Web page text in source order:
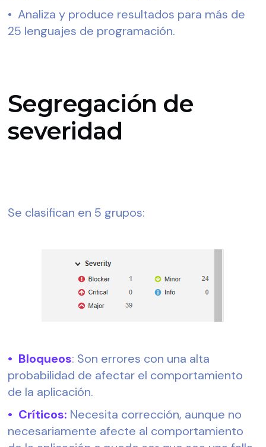
•  Analiza y produce resultados para más de
25 lenguajes de programación.
Segregación de
severidad
Se clasifican en 5 grupos:
•  Bloqueos: Son errores con una alta
probabilidad de afectar el comportamiento
de la aplicación.
•  Críticos: Necesita corrección, aunque no
necesariamente afecte al comportamiento